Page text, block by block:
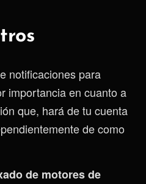
notificaciones para
importancia en cuanto a
que, hará de tu cuenta
de como
de motores de